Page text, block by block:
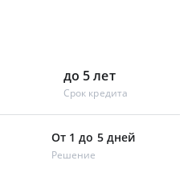
до 5 лет
Срок кредита
От 1 до 5 дней
Решение